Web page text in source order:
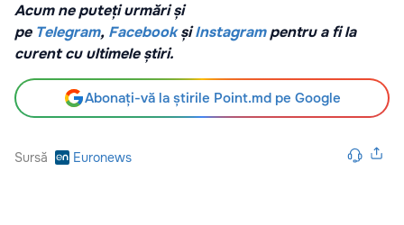
Acum ne puteți urmări și
pe Telegram, FacebookșiInstagrampentru a fi la
curent cu ultimele știri.
Abonați-vă la știrile Point.md pe Google
Sursă Euronews